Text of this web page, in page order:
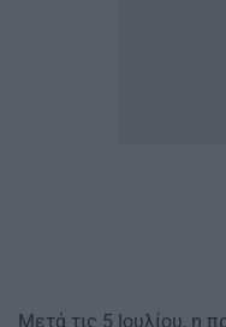
Μετά τις 5 Ιουλίου, η